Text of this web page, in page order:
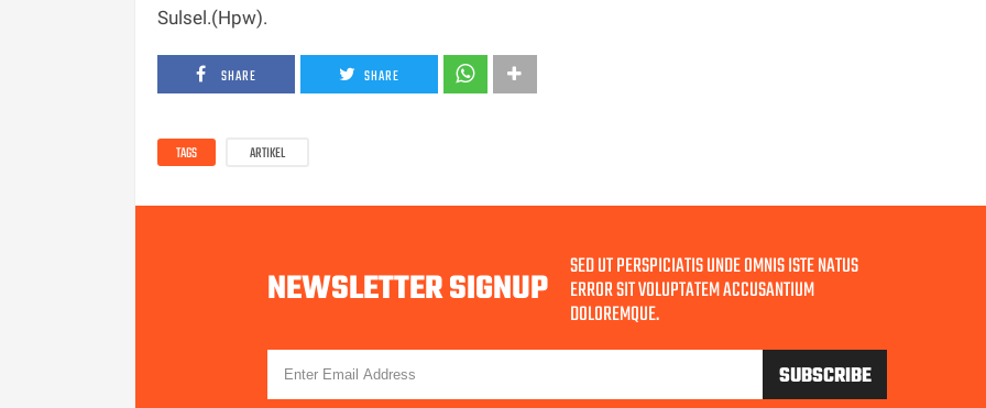
Sulsel.(Hpw).
SHARE SHARE
TAGS ARTIKEL
NEWSLETTER SIGNUP SED UT PERSPICIATIS UNDE OMNIS ISTE NATUS
ERROR SIT VOLUPTATEM ACCUSANTIUM
DOLOREMQUE.